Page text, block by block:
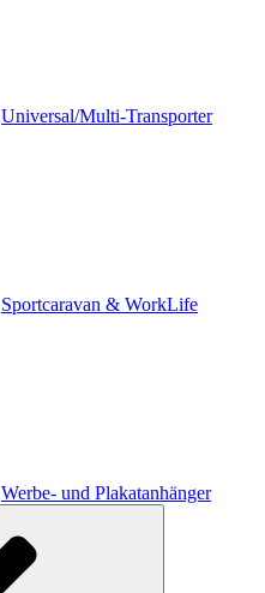
Universal/Multi-Transporter
Sportcaravan & WorkLife
Werbe- und Plakatanhänger